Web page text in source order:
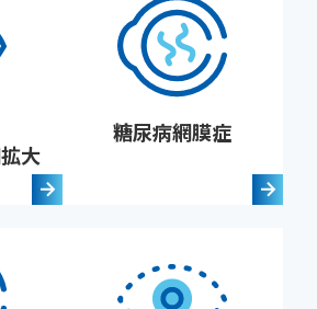
大
糖尿病網膜症